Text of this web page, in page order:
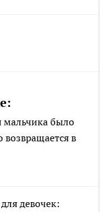
мальчика было
в
девочек: